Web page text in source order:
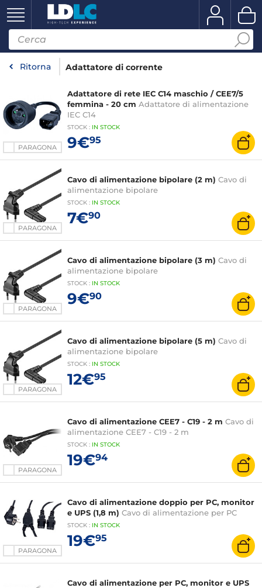
Ritorna Adattatore di corrente
PARAGONA
Adattatore di rete IEC C14 maschio / CEE7/5
femmina - 20 cm Adattatore di alimentazione
IEC C14
STOCK : IN STOCK
9€95
PARAGONA
Cavo di alimentazione bipolare (2 m) Cavo di
alimentazione bipolare
STOCK : IN STOCK
7€90
PARAGONA
Cavo di alimentazione bipolare (3 m) Cavo di
alimentazione bipolare
STOCK : IN STOCK
9€90
PARAGONA
Cavo di alimentazione bipolare (5 m) Cavo di
alimentazione bipolare
STOCK : IN STOCK
12€95
PARAGONA
Cavo di alimentazione CEE7 - C19 - 2 m Cavo di
alimentazione CEE7 - C19 - 2 m
STOCK : IN STOCK
19€94
PARAGONA
Cavo di alimentazione doppio per PC, monitor
e UPS (1,8 m) Cavo di alimentazione per PC
STOCK : IN STOCK
19€95
Cavo di alimentazione per PC, monitor e UPS